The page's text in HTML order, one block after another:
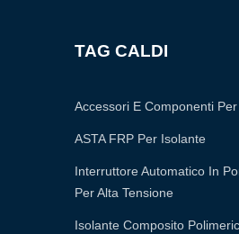
TAG CALDI
Accessori E Componenti
ASTA FRP Per Isolante
Interruttore Automatico In
Per Alta Tensione
Isolante Composito